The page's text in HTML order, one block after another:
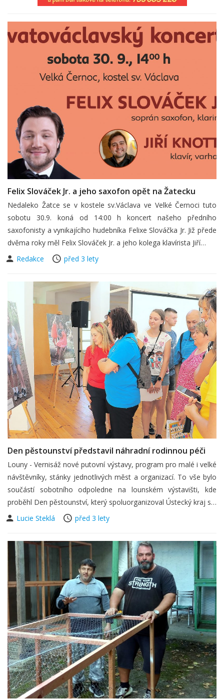
Felix Slováček Jr. a jeho saxofon opět na Žatecku
Nedaleko Žatce se v kostele sv.Václava ve Velké Černoci tuto
sobotu 30.9. koná od 14:00 h koncert našeho předního
saxofonisty a vynikajícího hudebníka Felixe Slováčka Jr. Již přede
dvěma roky měl Felix Slováček Jr. a jeho kolega klavírista Jiří…
Redakce
před 3 lety
Den pěstounství představil náhradní rodinnou péči
Louny - Vernisáž nové putovní výstavy, program pro malé i velké
návštěvníky, stánky jednotlivých měst a organizací. To vše bylo
součástí sobotního odpoledne na lounském výstavišti, kde
proběhl Den pěstounství, který spoluorganizoval Ústecký kraj s…
Lucie Steklá
před 3 lety